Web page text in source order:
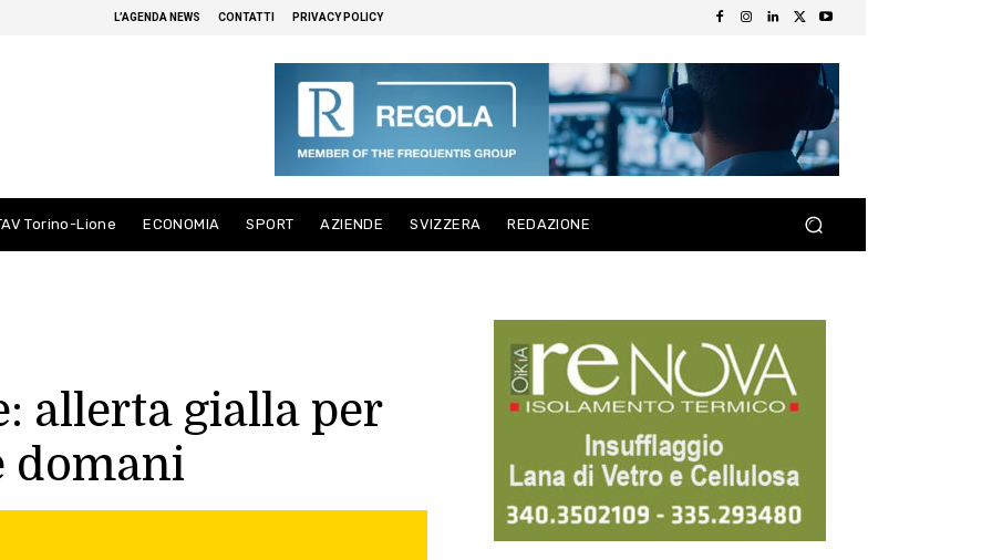
L’AGENDA NEWS CONTATTI PRIVACY POLICY
Torino-Lione ECONOMIA SPORT AZIENDE SVIZZERA REDAZIONE
allerta gialla per
domani